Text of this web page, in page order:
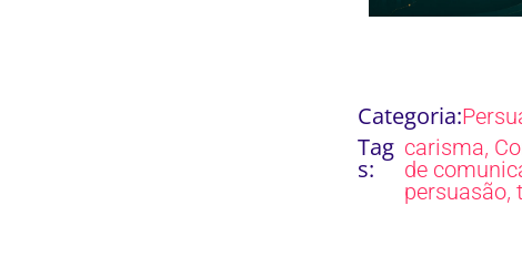
Categoria:
Tag
s:
carisma,
de
persuasão,